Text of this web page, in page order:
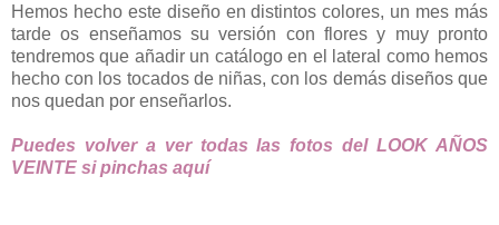
Hemos hecho este diseño en distintos colores, un mes más
tarde os enseñamos su versión con flores y muy pronto
tendremos que añadir un catálogo en el lateral como hemos
hecho con los tocados de niñas, con los demás diseños que
nos quedan por enseñarlos.
Puedes volver a ver todas las fotos del LOOK AÑOS
VEINTE si pinchas aquí